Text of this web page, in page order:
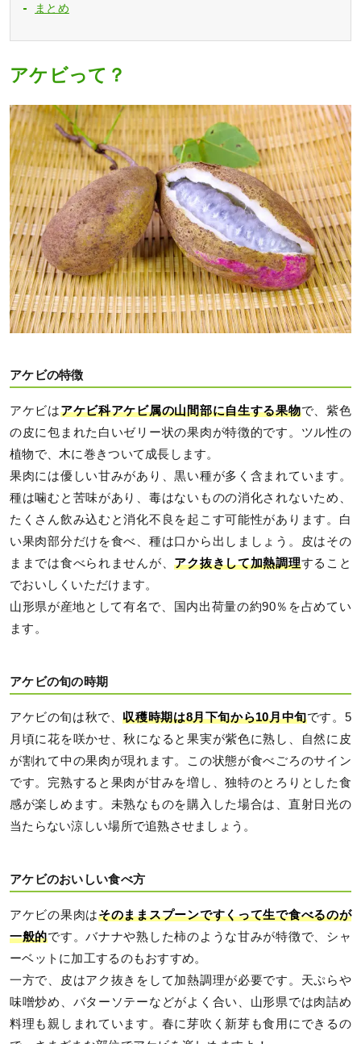
まとめ
アケビって？
アケビの特徴
アケビはアケビ科アケビ属の山間部に自生する果物で、紫色
の皮に包まれた白いゼリー状の果肉が特徴的です。ツル性の
植物で、木に巻きついて成長します。
果肉には優しい甘みがあり、黒い種が多く含まれています。
種は噛むと苦味があり、毒はないものの消化されないため、
たくさん飲み込むと消化不良を起こす可能性があります。白
い果肉部分だけを食べ、種は口から出しましょう。皮はその
ままでは食べられませんが、アク抜きして加熱調理すること
でおいしくいただけます。
山形県が産地として有名で、国内出荷量の約90％を占めてい
ます。
アケビの旬の時期
アケビの旬は秋で、収穫時期は8月下旬から10月中旬です。5
月頃に花を咲かせ、秋になると果実が紫色に熟し、自然に皮
が割れて中の果肉が現れます。この状態が食べごろのサイン
です。完熟すると果肉が甘みを増し、独特のとろりとした食
感が楽しめます。未熟なものを購入した場合は、直射日光の
当たらない涼しい場所で追熟させましょう。
アケビのおいしい食べ方
アケビの果肉はそのままスプーンですくって生で食べるのが
一般的です。バナナや熟した柿のような甘みが特徴で、シャ
ーベットに加工するのもおすすめ。
一方で、皮はアク抜きをして加熱調理が必要です。天ぷらや
味噌炒め、バターソテーなどがよく合い、山形県では肉詰め
料理も親しまれています。春に芽吹く新芽も食用にできるの